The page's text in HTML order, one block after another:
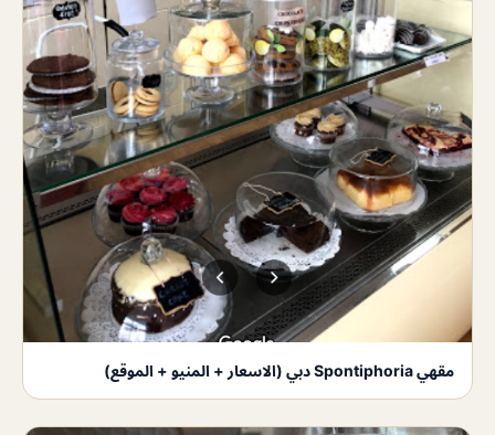
مقهي Spontiphoria دبي (الاسعار + المنيو + الموقع)